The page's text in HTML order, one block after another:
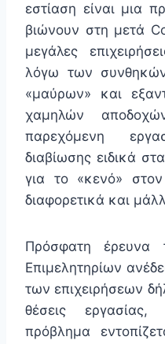
εστίαση είναι μια
βιώνουν στη μετά
μεγάλες
λόγω των
«μαύρων» και
χαμηλών
παρεχόμενη
διαβίωσης ειδικά
για το «κενό»
διαφορετικά και
Πρόσφατη έρευνα
Επιμελητηρίων
των επιχειρήσεων
θέσεις
πρόβλημα